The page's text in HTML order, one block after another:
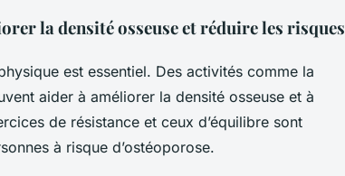
la densité osseuse et réduire les risques
est essentiel. Des activités comme la
aider à améliorer la densité osseuse et à
de résistance et ceux d’équilibre sont
à risque d’ostéoporose.